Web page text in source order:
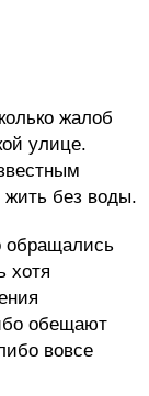
жалоб
улице.
без воды.
обращались
хотя
обещают
вовсе